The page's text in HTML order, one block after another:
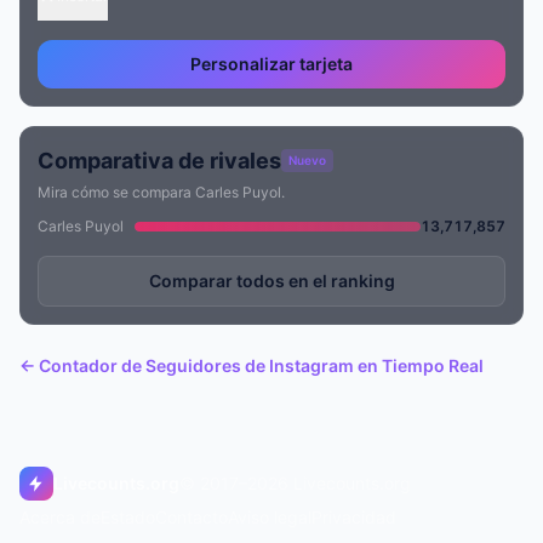
Personalizar tarjeta
Comparativa de rivales Nuevo
Mira cómo se compara Carles Puyol.
Carles Puyol
13,717,857
Comparar todos en el ranking
← Contador de Seguidores de Instagram en Tiempo Real